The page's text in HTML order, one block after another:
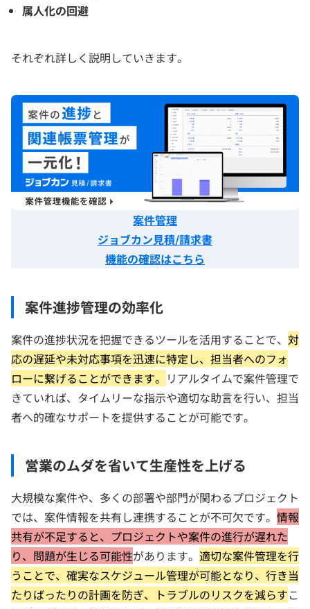
属人化の回避
それぞれ詳しく説明していきます。
案件管理
ジョブカン見積/請求書
機能の確認はこちら
案件進捗管理の効率化
案件の進捗状況を把握できるツールを活用することで、 対
応の遅延や未対応事項を迅速に特定し、担当者へのフォ
ローに繋げることができます。 リアルタイムで案件管理で
きていれば、タイムリーな指示や適切な助言を行い、担当
者へ的確なサポートを提供することが可能です。
営業のムダを省いて生産性を上げる
大規模な案件や、多くの部署や部門が関わるプロジェクト
では、案件情報を共有し連携することが不可欠です。 情報
共有が不足すると、プロジェクトや案件の進行が遅れた
り、問題が生じる可能性があります。 適切な案件管理を行
うことで、確実なスケジュール管理が可能となり、行き当
たりばったりの計画を防ぎ、トラブルのリスクを減らすこ